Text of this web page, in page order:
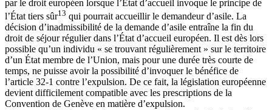
par le droit européen lorsque l’État d’accueil invoque le principe de
l’État tiers sûr13 qui pourrait accueillir le demandeur d’asile. La
décision d’inadmissibilité de la demande d’asile entraîne la fin du
droit de séjour régulier dans l’État d’accueil européen. Il est dès lors
possible qu’un individu « se trouvant régulièrement » sur le territoire
d’un État membre de l’Union, mais pour une durée très courte de
temps, ne puisse avoir la possibilité d’invoquer le bénéfice de
l’article 32-1 contre l’expulsion. De ce fait, la législation européenne
devient difficilement compatible avec les prescriptions de la
Convention de Genève en matière d’expulsion.